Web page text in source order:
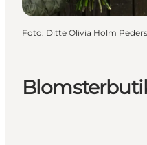
Foto: Ditte Olivia Holm